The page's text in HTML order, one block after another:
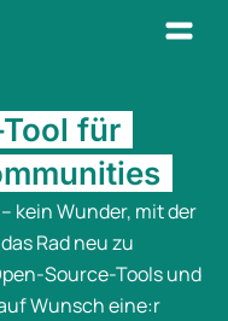
für
kein Wunder, mit der
Rad neu zu
Source-Tools und
Wunsch eine:r